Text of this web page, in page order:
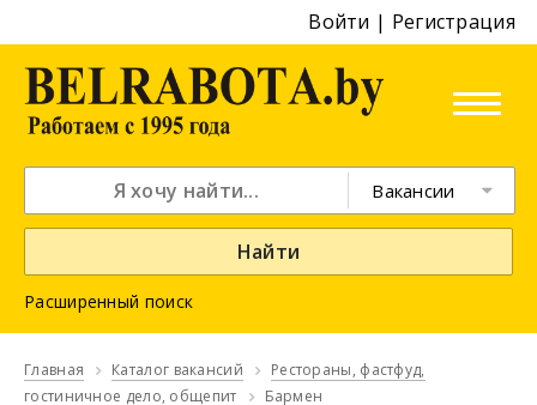
Войти | Регистрация
Вакансии
Найти
Расширенный поиск
Главная Каталог вакансий
Рестораны, фастфуд,
гостиничное дело, общепит
Бармен